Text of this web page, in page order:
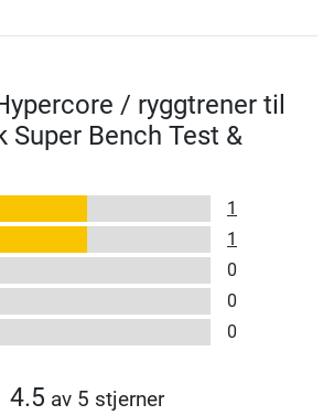
/ ryggtrener til
Super Bench Test &
1
1
0
0
0
4.5 av 5 stjerner